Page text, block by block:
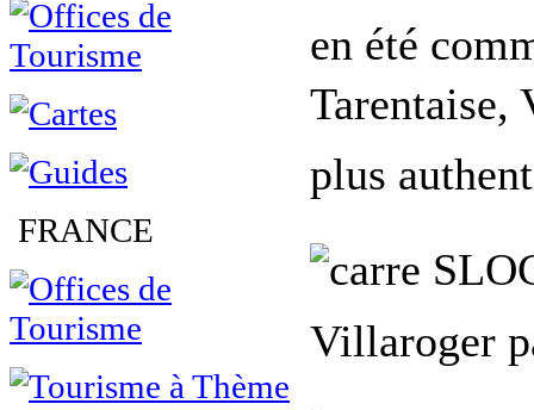
FRANCE
en été
Tarentaise,
plus
Villaroger